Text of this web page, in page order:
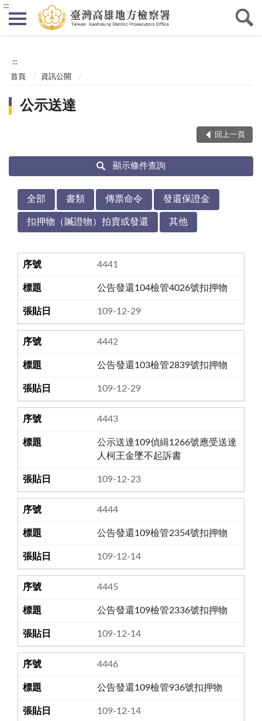
:::
:::
首頁 資訊公開
公示送達
回上一頁
顯示條件查詢
全部 書類 傳票命令 發還保證金
扣押物（贓證物）拍賣或發還 其他
4441
公告發還104檢管4026號扣押物
109-12-29
4442
公告發還103檢管2839號扣押物
109-12-29
4443
公示送達109偵緝1266號應受送達
人柯王金墜不起訴書
109-12-23
4444
公告發還109檢管2354號扣押物
109-12-14
4445
公告發還109檢管2336號扣押物
109-12-14
4446
公告發還109檢管936號扣押物
109-12-14